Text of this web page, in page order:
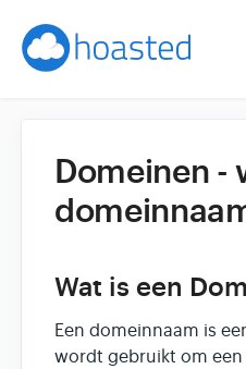
Reseller
Domeinen -
Wat is een
Een domeinnaam is
wordt gebruikt om een